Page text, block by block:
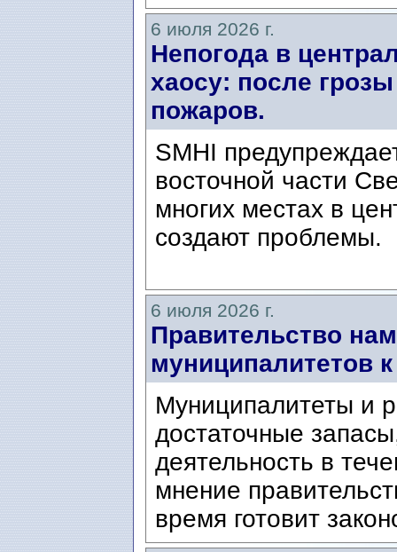
6 июля 2026 г.
Непогода в
хаосу: после
пожаров.
SMHI
восточной части
многих местах в
создают проблемы.
6 июля 2026 г.
Правительство
муниципалитетов
Муниципалитеты и
достаточные
деятельность в
мнение
время готовит